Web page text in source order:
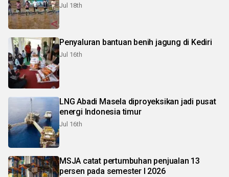
Jul 18th
Penyaluran bantuan benih jagung di Kediri
Jul 16th
LNG Abadi Masela diproyeksikan jadi pusat
energi Indonesia timur
Jul 16th
MSJA catat pertumbuhan penjualan 13
persen pada semester I 2026